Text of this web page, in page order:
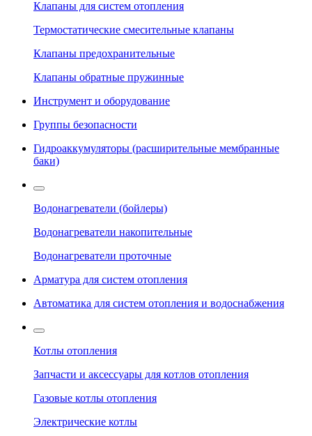
Клапаны для систем отопления
Термостатические смесительные клапаны
Клапаны предохранительные
Клапаны обратные пружинные
Инструмент и оборудование
Группы безопасности
Гидроаккумуляторы (расширительные мембранные
баки)
Водонагреватели (бойлеры)
Водонагреватели накопительные
Водонагреватели проточные
Арматура для систем отопления
Автоматика для систем отопления и водоснабжения
Котлы отопления
Запчасти и аксессуары для котлов отопления
Газовые котлы отопления
Электрические котлы